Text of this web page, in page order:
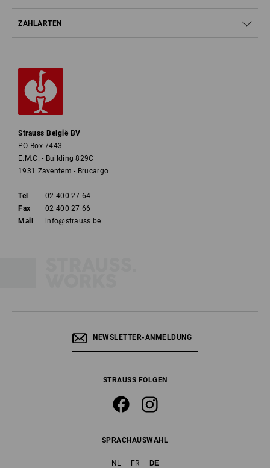
ZAHLARTEN
Strauss België BV
PO Box 7443
E.M.C. - Building 829C
1931 Zaventem - Brucargo
Tel
02 400 27 64
Fax
02 400 27 66
Mail
info@strauss.be
NEWSLETTER-ANMELDUNG
STRAUSS FOLGEN
SPRACHAUSWAHL
NL FR DE